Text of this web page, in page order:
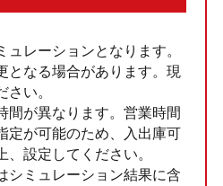
レーションとなります。
となる場合があります。現
い。
間が異なります。営業時間
定が可能のため、入出庫可
設定してください。
シミュレーション結果に含